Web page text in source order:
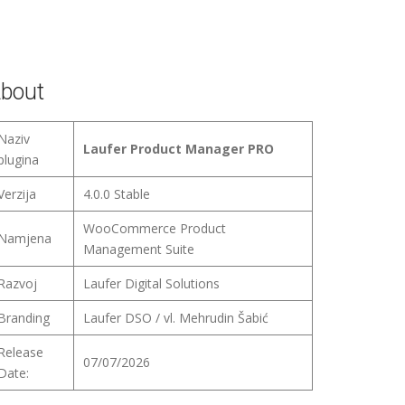
Laufer Product Manager PRO
4.0.0 Stable
WooCommerce Product
Management Suite
Laufer Digital Solutions
Laufer DSO / vl. Mehrudin Šabić
07/07/2026